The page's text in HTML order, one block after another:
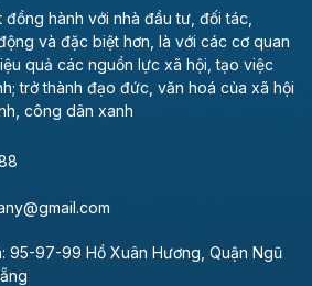
hành với nhà đầu tư, đối tác,
và đặc biệt hơn, là với các cơ quan
quả các nguồn lực xã hội, tạo việc
trở thành đạo đức, văn hoá của xã hội
công dân xanh
95-97-99 Hồ Xuân Hương, Quận Ngũ